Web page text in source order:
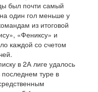
был почти самый
один гол меньше у
из итоговой
«Фениксу» и
каждой со счетом
в 2А лиге удалось
туре в